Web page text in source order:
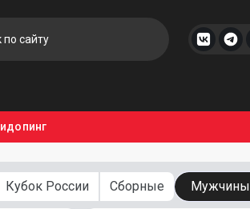
Кубок России Сборные Мужчины